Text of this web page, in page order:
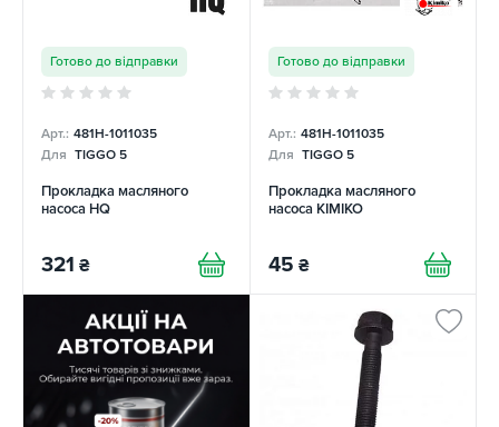
Готово до відправки
Арт.: 481H-1011035
Для TIGGO 5
Прокладка масляного
насоса HQ
321 ₴
Готово до відправки
Арт.: 481H-1011035
Для TIGGO 5
Прокладка масляного
насоса KIMIKO
45 ₴